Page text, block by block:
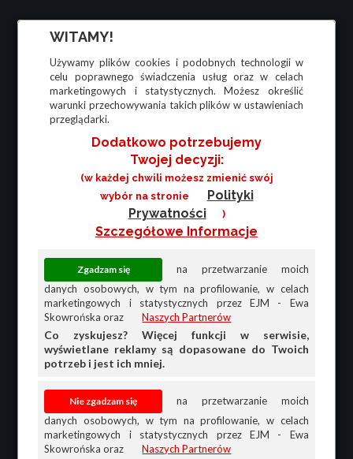
WITAMY!
Używamy plików cookies i podobnych technologii w
celu poprawnego świadczenia usług oraz w celach
marketingowych i statystycznych. Możesz określić
warunki przechowywania takich plików w ustawieniach
przeglądarki.
Dodatkowo potrzebujemy
Twojej decyzji:
(w każdej chwili możesz zmienić swój
wybór na stronie
Polityki
Prywatności
)
Szczegółowe Informacje
na przetwarzanie moich
danych osobowych, w tym na profilowanie, w celach
marketingowych i statystycznych przez EJM - Ewa
Skowrońska oraz
Naszych Partnerów
Co zyskujesz? Więcej funkcji w serwisie,
wyświetlane reklamy są dopasowane do Twoich
potrzeb i jest ich mniej.
na przetwarzanie moich
danych osobowych, w tym na profilowanie, w celach
marketingowych i statystycznych przez EJM - Ewa
Skowrońska oraz
Naszych Partnerów